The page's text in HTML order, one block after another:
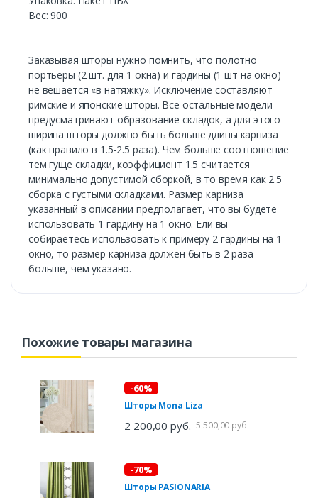
Вес: 900
Заказывая шторы нужно помнить, что полотно
портьеры (2 шт. для 1 окна) и гардины (1 шт на окно)
не вешается «в натяжку». Исключение составляют
римские и японские шторы. Все остальные модели
предусматривают образование складок, а для этого
ширина шторы должно быть больше длины карниза
(как правило в 1.5-2.5 раза). Чем больше соотношение
тем гуще складки, коэффициент 1.5 считается
минимально допустимой сборкой, в то время как 2.5
сборка с густыми складками. Размер карниза
указанный в описании предполагает, что вы будете
использовать 1 гардину на 1 окно. Ели вы
собираетесь использовать к примеру 2 гардины на 1
окно, то размер карниза должен быть в 2 раза
больше, чем указано.
Похожие товары магазина
-60%
Шторы Mona Liza
2 200,00 руб. 5 500,00 руб.
-70%
Шторы PASIONARIA